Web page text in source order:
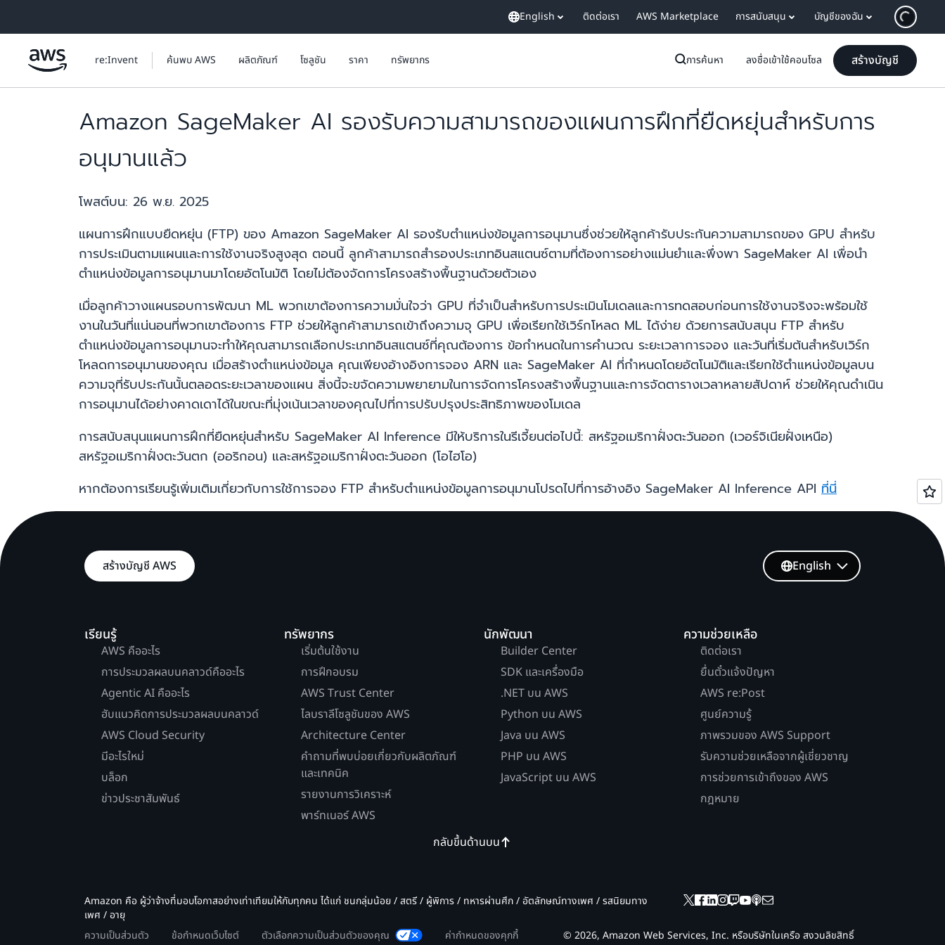
English ติดต่อเรา AWS Marketplace การสนับสนุน บัญชีของฉัน
re:Invent ค้นพบ AWS ผลิตภัณฑ์ โซลูชัน ราคา ทรัพยากร การค้นหา ลงชื่อเข้าใช้คอนโซล สร้างบัญชี
Amazon SageMaker AI รองรับความสามารถของแผนการฝึกที่ยืดหยุ่นสำหรับการ
อนุมานแล้ว
โพสต์บน: 26 พ.ย. 2025
แผนการฝึกแบบยืดหยุ่น (FTP) ของ Amazon SageMaker AI รองรับตำแหน่งข้อมูลการอนุมานซึ่งช่วยให้ลูกค้ารับประกันความสามารถของ GPU สำหรับ
การประเมินตามแผนและการใช้งานจริงสูงสุด ตอนนี้ ลูกค้าสามารถสำรองประเภทอินสแตนซ์ตามที่ต้องการอย่างแม่นยำและพึ่งพา SageMaker AI เพื่อนำ
ตำแหน่งข้อมูลการอนุมานมาโดยอัตโนมัติ โดยไม่ต้องจัดการโครงสร้างพื้นฐานด้วยตัวเอง
เมื่อลูกค้าวางแผนรอบการพัฒนา ML พวกเขาต้องการความมั่นใจว่า GPU ที่จำเป็นสำหรับการประเมินโมเดลและการทดสอบก่อนการใช้งานจริงจะพร้อมใช้
งานในวันที่แน่นอนที่พวกเขาต้องการ FTP ช่วยให้ลูกค้าสามารถเข้าถึงความจุ GPU เพื่อเรียกใช้เวิร์กโหลด ML ได้ง่าย ด้วยการสนับสนุน FTP สำหรับ
ตำแหน่งข้อมูลการอนุมานจะทำให้คุณสามารถเลือกประเภทอินสแตนซ์ที่คุณต้องการ ข้อกำหนดในการคำนวณ ระยะเวลาการจอง และวันที่เริ่มต้นสำหรับเวิร์ก
โหลดการอนุมานของคุณ เมื่อสร้างตำแหน่งข้อมูล คุณเพียงอ้างอิงการจอง ARN และ SageMaker AI ที่กำหนดโดยอัตโนมัติและเรียกใช้ตำแหน่งข้อมูลบน
ความจุที่รับประกันนั้นตลอดระยะเวลาของแผน สิ่งนี้จะขจัดความพยายามในการจัดการโครงสร้างพื้นฐานและการจัดตารางเวลาหลายสัปดาห์ ช่วยให้คุณดำเนิน
การอนุมานได้อย่างคาดเดาได้ในขณะที่มุ่งเน้นเวลาของคุณไปที่การปรับปรุงประสิทธิภาพของโมเดล
การสนับสนุนแผนการฝึกที่ยืดหยุ่นสำหรับ SageMaker AI Inference มีให้บริการในรีเจี้ยนต่อไปนี้: สหรัฐอเมริกาฝั่งตะวันออก (เวอร์จิเนียฝั่งเหนือ)
สหรัฐอเมริกาฝั่งตะวันตก (ออริกอน) และสหรัฐอเมริกาฝั่งตะวันออก (โอไฮโอ)
หากต้องการเรียนรู้เพิ่มเติมเกี่ยวกับการใช้การจอง FTP สำหรับตำแหน่งข้อมูลการอนุมานโปรดไปที่การอ้างอิง SageMaker AI Inference API ที่นี่
สร้างบัญชี AWS
เรียนรู้
AWS คืออะไร
การประมวลผลบนคลาวด์คืออะไร
Agentic AI คืออะไร
ฮับแนวคิดการประมวลผลบนคลาวด์
AWS Cloud Security
มีอะไรใหม่
บล็อก
ข่าวประชาสัมพันธ์
ทรัพยากร
เริ่มต้นใช้งาน
การฝึกอบรม
AWS Trust Center
ไลบราลีโซลูชันของ AWS
Architecture Center
คำถามที่พบบ่อยเกี่ยวกับผลิตภัณฑ์
และเทคนิค
รายงานการวิเคราะห์
พาร์ทเนอร์ AWS
นักพัฒนา
Builder Center
SDK และเครื่องมือ
.NET บน AWS
Python บน AWS
Java บน AWS
PHP บน AWS
JavaScript บน AWS
ความช่วยเหลือ
ติดต่อเรา
ยื่นตั๋วแจ้งปัญหา
AWS re:Post
ศูนย์ความรู้
ภาพรวมของ AWS Support
รับความช่วยเหลือจากผู้เชี่ยวชาญ
การช่วยการเข้าถึงของ AWS
กฎหมาย
English
กลับขึ้นด้านบน
Amazon คือ ผู้ว่าจ้างที่มอบโอกาสอย่างเท่าเทียมให้กับทุกคน ได้แก่ ชนกลุ่มน้อย / สตรี / ผู้พิการ / ทหารผ่านศึก / อัตลักษณ์ทางเพศ / รสนิยมทาง
เพศ / อายุ
ความเป็นส่วนตัว
ข้อกำหนดเว็บไซต์ ตัวเลือกความเป็นส่วนตัวของคุณ ค่ากำหนดของคุกกี้ © 2026, Amazon Web Services, Inc. หรือบริษัทในเครือ สงวนลิขสิทธิ์